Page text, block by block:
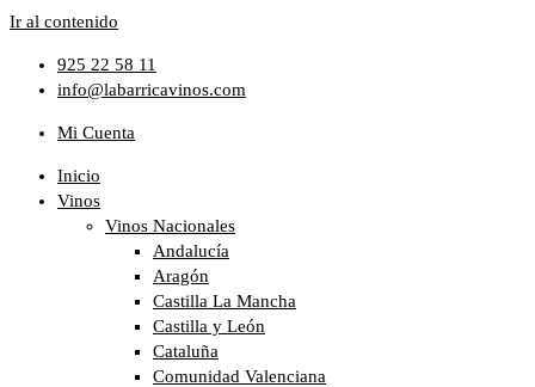
Ir al contenido
925 22 58 11
info@labarricavinos.com
Mi Cuenta
Inicio
Vinos
Vinos Nacionales
Andalucía
Aragón
Castilla La Mancha
Castilla y León
Cataluña
Comunidad Valenciana